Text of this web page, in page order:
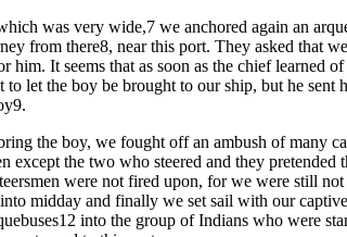
was very wide,7 we anchored again an
from there8, near this port. They asked that
him. It seems that as soon as the chief learned
let the boy be brought to our ship, but he
the boy, we fought off an ambush of many
except the two who steered and they
were not fired upon, for we were still
midday and finally we set sail with our
into the group of Indians who were